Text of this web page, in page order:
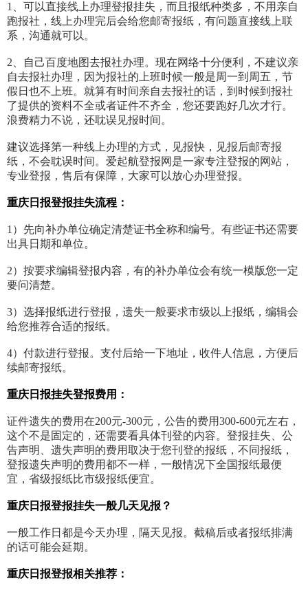
1、可以直接线上办理登报挂失，而且报纸种类多，不用亲自
跑报社，线上办理完后会给您邮寄报纸，有问题直接线上联
系，沟通就可以。
2、自己百度地图去报社办理。现在网络十分便利，不建议亲
自去报社办理，因为报社的上班时候一般是周一到周五，节
假日也不上班。就算有时间亲自去报社的话，到时候到报社
了提供的资料不全或者证件不齐全，您还要跑好几次才行。
浪费精力不说，还耽误见报时间。
建议选择第一种线上办理的方式，见报快，见报后邮寄报
纸，不会耽误时间。爱起航登报网是一家专注登报的网站，
专业登报，售后有保障，大家可以放心办理登报。
重庆日报登报挂失流程：
1）先向补办单位确定清楚证书全称和编号。有些证书还需要
出具日期和单位。
2）按要求编辑登报内容，有的补办单位会有统一模版您一定
要问清楚。
3）选择报纸进行登报，遗失一般要求市级以上报纸，编辑会
给您推荐合适的报纸。
4）付款进行登报。支付后给一下地址，收件人信息，方便后
续邮寄报纸。
重庆日报挂失登报费用：
证件遗失的费用在200元-300元，公告的费用300-600元左右，
这个不是固定的，还需要看具体刊登的内容。登报挂失、公
告声明、遗失声明的费用取决于您刊登的报纸，不同报纸，
登报遗失声明的费用都不一样，一般情况下全国报纸最便
宜，省级报纸比市级报纸便宜。
重庆日报登报挂失一般几天见报？
一般工作日都是今天办理，隔天见报。截稿后或者报纸排满
的话可能会延期。
重庆日报登报相关推荐：